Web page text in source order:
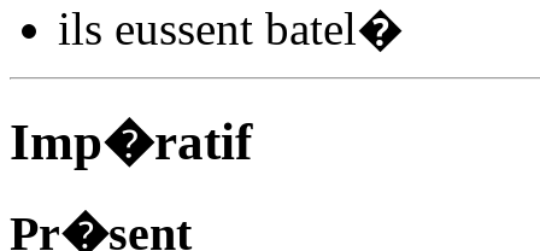
ils eussent batel�
Imp�ratif
Pr�sent